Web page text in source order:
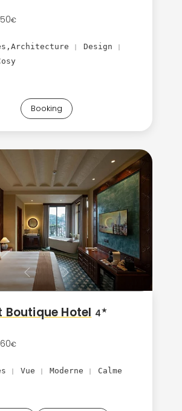
€
Design
Booking
Boutique Hotel 4★
€
Vue Moderne Calme